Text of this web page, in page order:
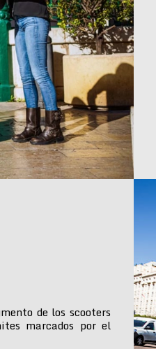
de los scooters
marcados por el